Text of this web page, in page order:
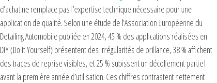
d’achat ne remplace pas l’expertise technique nécessaire pour une
application de qualité. Selon une étude de l’Association Européenne du
Detailing Automobile publiée en 2024, 45 % des applications réalisées en
DIY (Do It Yourself) présentent des irrégularités de brillance, 38 % affichent
des traces de reprise visibles, et 25 % subissent un décollement partiel
avant la première année d’utilisation. Ces chiffres contrastent nettement